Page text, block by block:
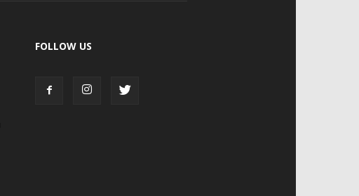
FOLLOW US